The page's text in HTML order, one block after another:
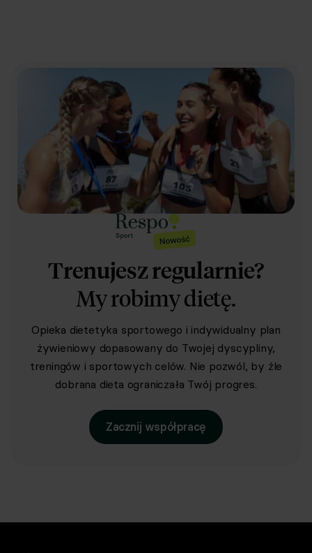
Trenujesz regularnie?
My robimy dietę.
Opieka dietetyka sportowego i indywidualny plan
żywieniowy dopasowany do Twojej dyscypliny,
treningów i sportowych celów. Nie pozwól, by źle
dobrana dieta ograniczała Twój progres.
Zacznij współpracę